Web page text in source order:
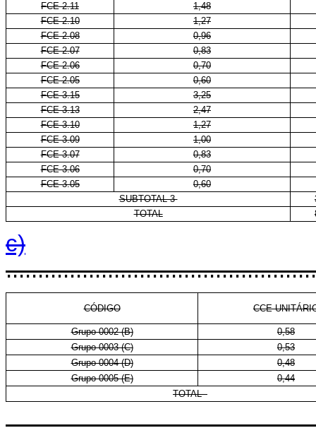
FCE 2.11
1,48
FCE 2.10
1,27
FCE 2.08
0,96
FCE 2.07
0,83
FCE 2.06
0,70
FCE 2.05
0,60
FCE 3.15
3,25
FCE 3.13
2,47
FCE 3.10
1,27
FCE 3.09
1,00
FCE 3.07
0,83
FCE 3.06
0,70
FCE 3.05
0,60
SUBTOTAL 3
TOTAL
c)
CÓDIGO CCE-
Grupo 0002 (B)
0,58
Grupo 0003 (C)
0,53
Grupo 0004 (D)
0,48
Grupo 0005 (E)
0,44
TOTAL